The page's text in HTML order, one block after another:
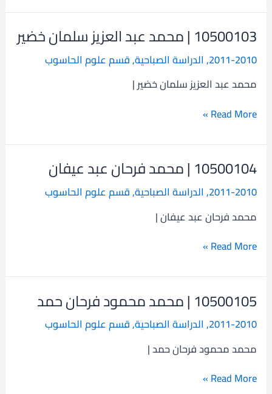
10500103 | محمد عبد العزيز سلمان خضير
2011-2010
, الدراسة الصباحية,قسم علوم الحاسوب
محمد عبد العزيز سلمان خضير |
10500103
محمد
عبد
العزيز
سلمان
خضير
Read More »
10500104 | محمد فرحان عبد عيفان
2011-2010
, الدراسة الصباحية,قسم علوم الحاسوب
محمد فرحان عبد عيفان |
10500104
محمد
فرحان
عبد
عيفان
Read More »
10500105 | محمد محمود فرحان حمد
2011-2010
, الدراسة الصباحية,قسم علوم الحاسوب
محمد محمود فرحان حمد |
10500105
محمد
محمود
فرحان
حمد
Read More »